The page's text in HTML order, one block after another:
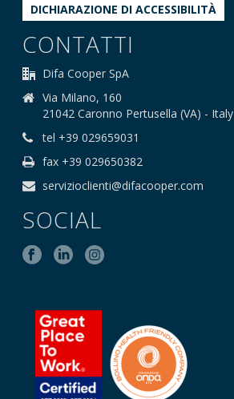
DICHIARAZIONE DI ACCESSIBILITÀ
CONTATTI
Difa Cooper SpA
Via Milano, 160
21042 Caronno Pertusella (VA) - Italy
tel +39 029659031
fax +39 029650382
servizioclienti@difacooper.com
SOCIAL